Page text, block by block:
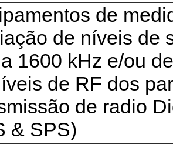
de
de níveis de
1600 kHz e/ou
de RF dos
de radio
& SPS)